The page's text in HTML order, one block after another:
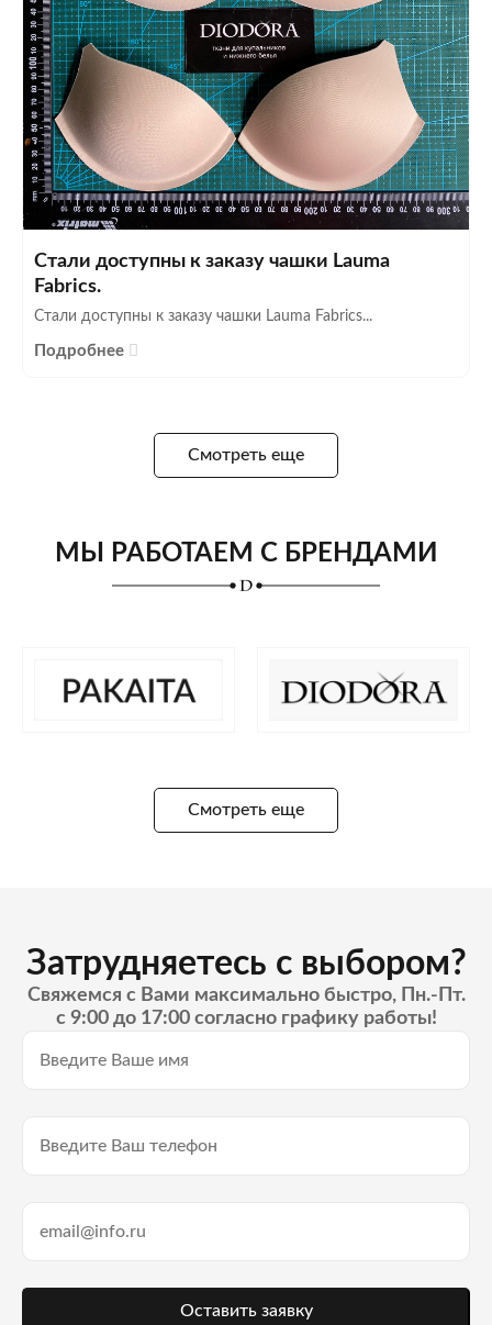
Стали доступны к заказу чашки Lauma
Fabrics.
Стали доступны к заказу чашки Lauma Fabrics...
Подробнее
Смотреть еще
МЫ РАБОТАЕМ С БРЕНДАМИ
Смотреть еще
Затрудняетесь с выбором?
Свяжемся с Вами максимально быстро, Пн.-Пт.
с 9:00 до 17:00 согласно графику работы!
Оставить заявку